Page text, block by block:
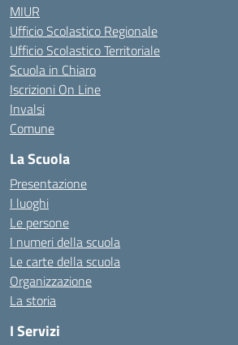
MIUR
Ufficio Scolastico Regionale
Ufficio Scolastico Territoriale
Scuola in Chiaro
Iscrizioni On Line
Invalsi
Comune
La Scuola
Presentazione
I luoghi
Le persone
I numeri della scuola
Le carte della scuola
Organizzazione
La storia
I Servizi